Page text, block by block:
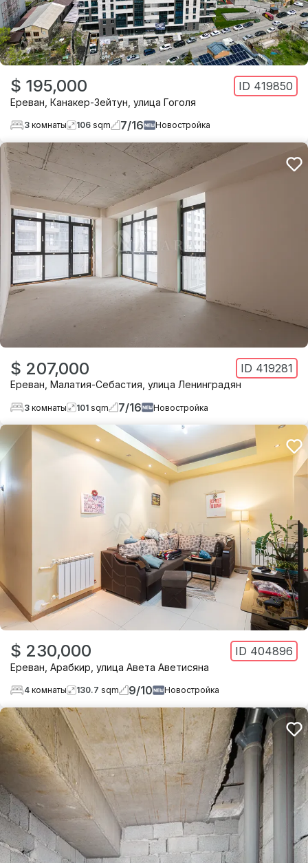
$ 195,000 ID 419850
Ереван Канакер-Зейтун улица Гоголя
3 комнаты 106 sqm 7/16 Новостройка
$ 207,000 ID 419281
Ереван Малатия-Себастия улица Ленинградян
3 комнаты 101 sqm 7/16 Новостройка
$ 230,000 ID 404896
Ереван Арабкир улица Авета Аветисяна
4 комнаты 130.7 sqm 9/10 Новостройка